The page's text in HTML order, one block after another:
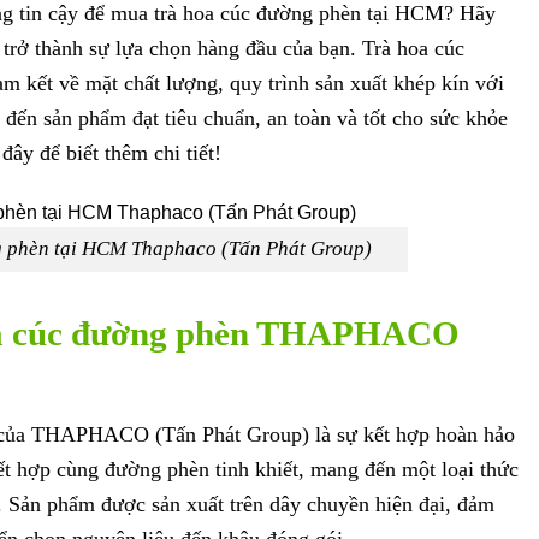
tin cậy để mua trà hoa cúc đường phèn tại HCM? Hãy
thành sự lựa chọn hàng đầu của bạn. Trà hoa cúc
kết về mặt chất lượng, quy trình sản xuất khép kín với
sản phẩm đạt tiêu chuẩn, an toàn và tốt cho sức khỏe
để biết thêm chi tiết!
phèn tại HCM Thaphaco (Tấn Phát Group)
đường phèn THAPHACO
THAPHACO (Tấn Phát Group) là sự kết hợp hoàn hảo
hợp cùng đường phèn tinh khiết, mang đến một loại thức
phẩm được sản xuất trên dây chuyền hiện đại, đảm